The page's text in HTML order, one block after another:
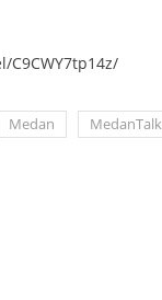
Medan MedanTalk